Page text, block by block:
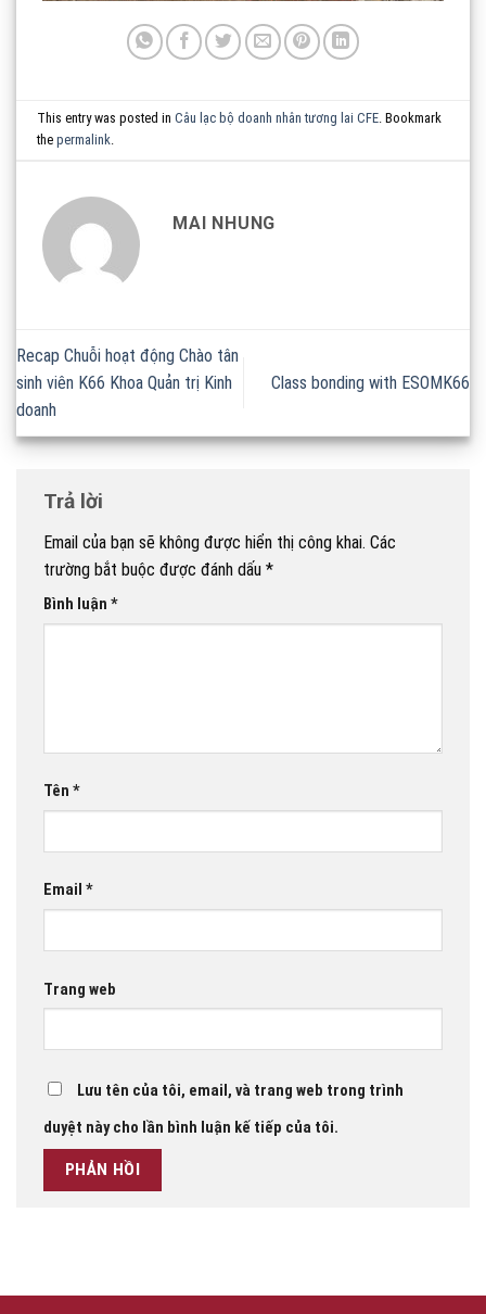
This entry was posted inCâu lạc bộ doanh nhân tương lai CFE. Bookmark
thepermalink.
MAI NHUNG
Recap Chuỗi hoạt động Chào tân
sinh viên K66 Khoa Quản trị Kinh
doanh
Class bonding with ESOMK66
Trả lời
Email của bạn sẽ không được hiển thị công khai. Các
trường bắt buộc được đánh dấu *
Bình luận *
Tên *
Email *
Trang web
Lưu tên của tôi, email, và trang web trong trình
duyệt này cho lần bình luận kế tiếp của tôi.